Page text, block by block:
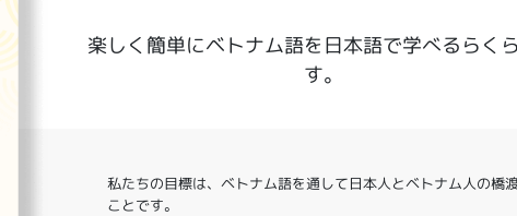
楽しく簡単にベトナム語を日本語で学べるらく
す。
私たちの目標は、ベトナム語を通して日本人とベトナム人の橋
ことです。